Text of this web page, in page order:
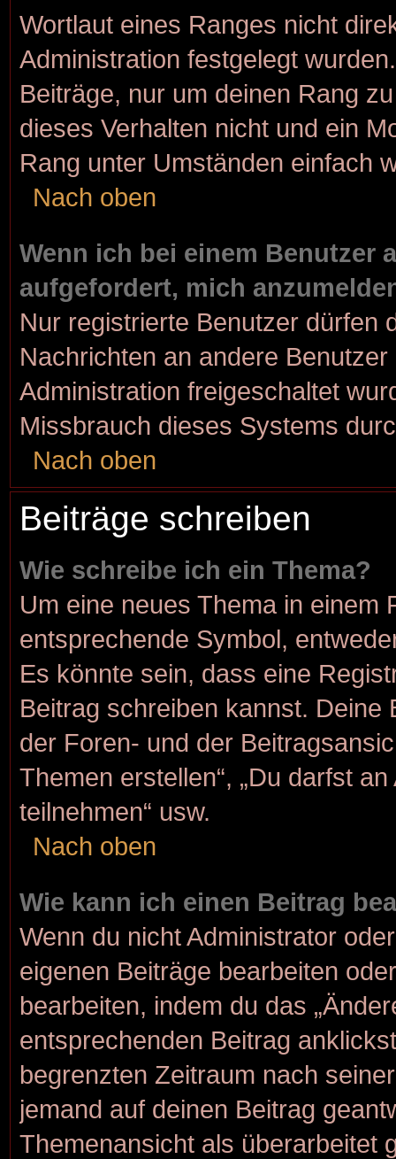
Wortlaut eines Ranges nicht
Administration festgelegt
Beiträge, nur um deinen Rang
dieses Verhalten nicht und ein
Rang unter Umständen einfach
Nach oben
Wenn ich bei einem Benutzer
aufgefordert, mich
Nur registrierte Benutzer dürfen
Nachrichten an andere
Administration freigeschaltet
Missbrauch dieses Systems
Nach oben
Beiträge schreiben
Wie schreibe ich ein Thema?
Um eine neues Thema in einem
entsprechende Symbol,
Es könnte sein, dass eine
Beitrag schreiben kannst. Deine
der Foren- und der
Themen erstellen“, „Du darfst
teilnehmen“ usw.
Nach oben
Wie kann ich einen Beitrag
Wenn du nicht Administrator
eigenen Beiträge bearbeiten
bearbeiten, indem du das
entsprechenden Beitrag
begrenzten Zeitraum nach
jemand auf deinen Beitrag
Themenansicht als überarbeitet